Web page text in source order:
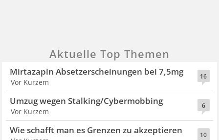
Aktuelle Top Themen
16
Mirtazapin Absetzerscheinungen bei 7,5mg
Vor Kurzem
6
Umzug wegen Stalking/Cybermobbing
Vor Kurzem
10
Wie schafft man es Grenzen zu akzeptieren